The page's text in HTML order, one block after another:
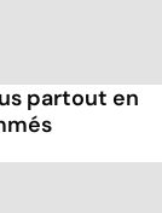
partout en